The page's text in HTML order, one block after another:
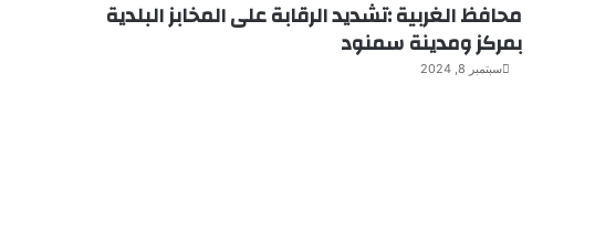
ل
ا
ق
محافظ الغربية :تشديد الرقابة على المخابز البلدية
بمركز ومدينة سمنود
سبتمبر 8, 2024